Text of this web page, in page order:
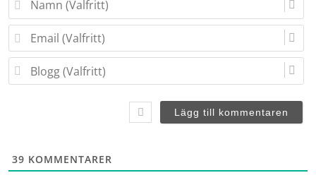
m
(
f
)
E
a
l
a
g
l
39 KOMMENTARER